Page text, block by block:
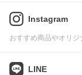
Instagram
おすすめ商品やオリ
LINE